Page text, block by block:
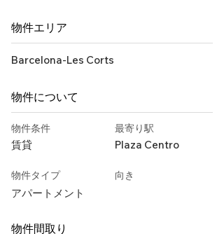
物件エリア
Barcelona-Les Corts
物件について
物件条件
賃貸
最寄り駅
Plaza Centro
物件タイプ
アパートメント
向き
物件間取り